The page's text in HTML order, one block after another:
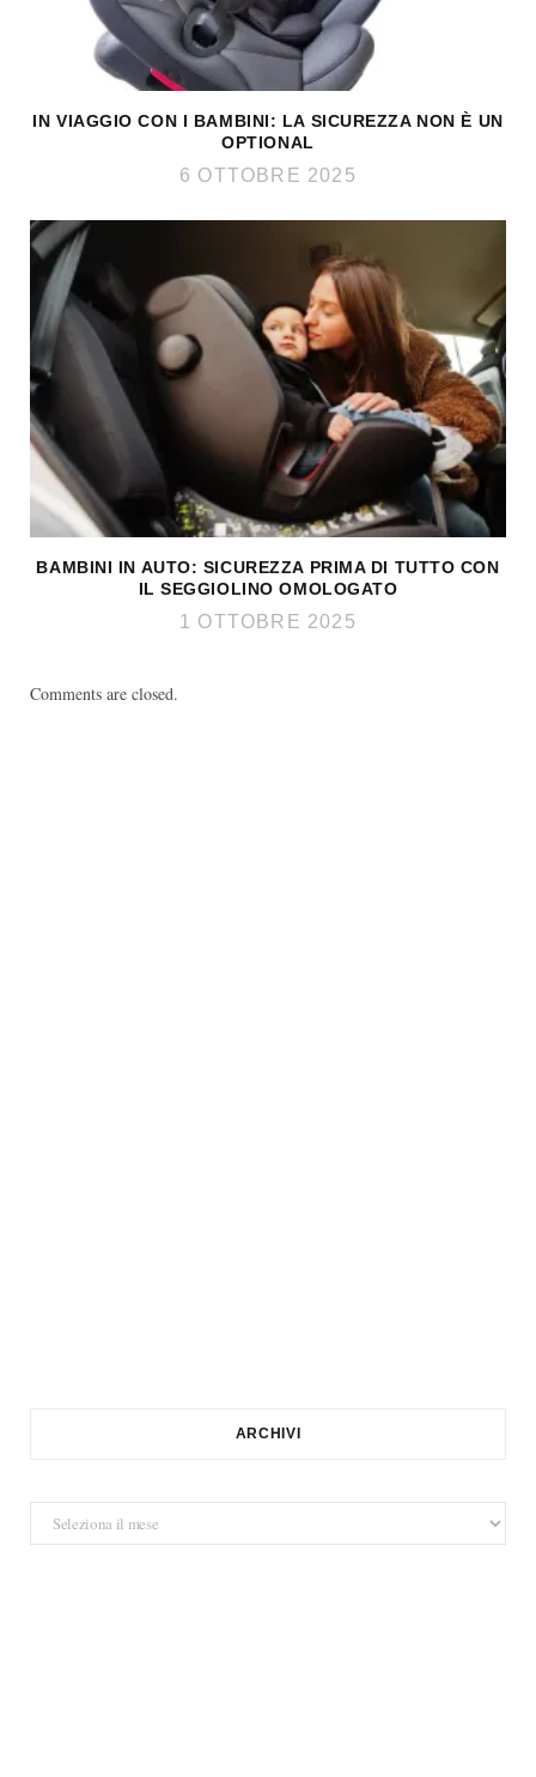
IN VIAGGIO CON I BAMBINI: LA SICUREZZA NON È UN
OPTIONAL
6 OTTOBRE 2025
BAMBINI IN AUTO: SICUREZZA PRIMA DI TUTTO CON
IL SEGGIOLINO OMOLOGATO
1 OTTOBRE 2025
Comments are closed.
ARCHIVI
Archivi